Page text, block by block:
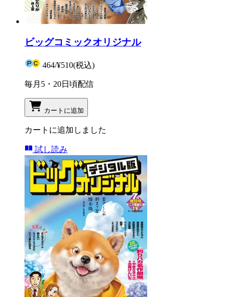
ビッグコミックオリジナル
464/¥510(税込)
毎月5・20日頃配信
カートに追加
カートに追加しました
試し読み